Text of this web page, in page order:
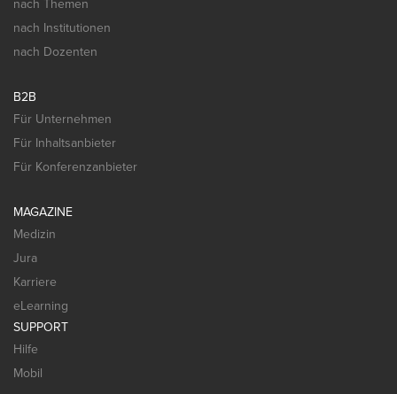
nach Themen
nach Institutionen
nach Dozenten
B2B
Für Unternehmen
Für Inhaltsanbieter
Für Konferenzanbieter
MAGAZINE
Medizin
Jura
Karriere
eLearning
SUPPORT
Hilfe
Mobil